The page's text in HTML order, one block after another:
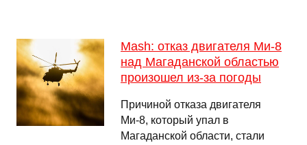
Mash: отказ двигателя Ми-8
над Магаданской областью
произошел из-за погоды
Причиной отказа двигателя
Ми-8, который упал в
Магаданской области, стали